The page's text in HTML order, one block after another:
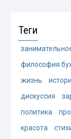
Теги
философия
жизнь
дискуссия
политика
красота